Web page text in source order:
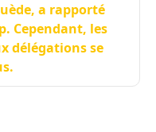
a rapporté
Cependant, les
délégations se